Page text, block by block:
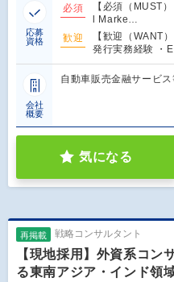
応募
資格
必須
【必須（MUST
l Marke…
歓迎
【歓迎（WANT
発行実務経験 ・
会社
概要
自動車販売金融サービ
気になる
再掲載 戦略コンサルタント
【現地採用】外資系コン
る東南アジア・インド領